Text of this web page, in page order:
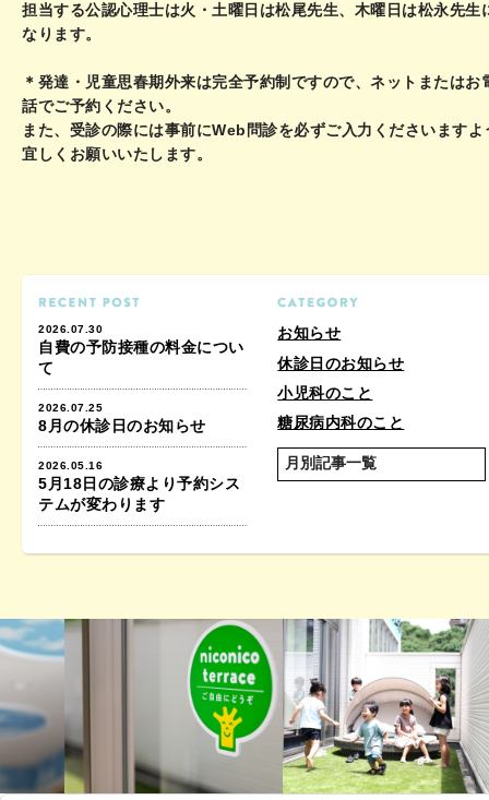
担当する公認心理士は火・土曜日は松尾先生、木曜日は松永先生
なります。
＊発達・児童思春期外来は完全予約制ですので、ネットまたはお
話でご予約ください。
また、受診の際には事前にWeb問診を必ずご入力くださいますよ
宜しくお願いいたします。
2026.07.30
自費の予防接種の料金につい
て
2026.07.25
8月の休診日のお知らせ
2026.05.16
5月18日の診療より予約シス
テムが変わります
お知らせ
休診日のお知らせ
小児科のこと
糖尿病内科のこと